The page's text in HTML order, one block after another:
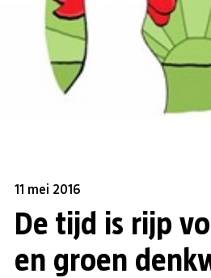
11 mei 2016
De tijd is rijp
en groen